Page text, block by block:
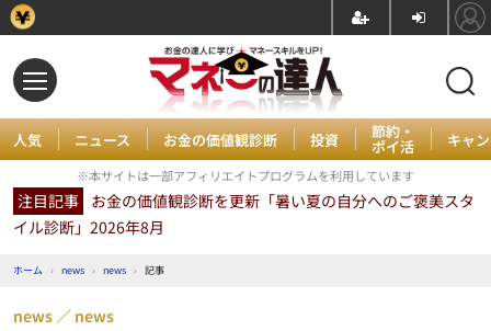
人気 ニュース お金の価値観診断 投資 節約・
ポイ活 キャ
※本サイトは一部アフィリエイトプログラムを利用しています
注目記事 お金の価値観診断を更新「暑い夏の自分へのご褒美スタ
イル診断」2026年8月
ホーム › news › news › 記事
news news